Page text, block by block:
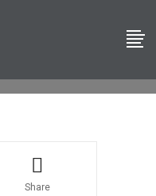
Share